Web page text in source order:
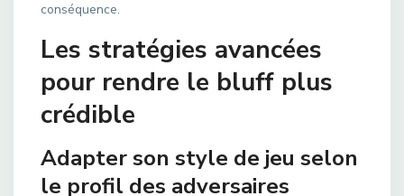
conséquence.
Les stratégies avancées
pour rendre le bluff plus
crédible
Adapter son style de jeu selon
le profil des adversaires